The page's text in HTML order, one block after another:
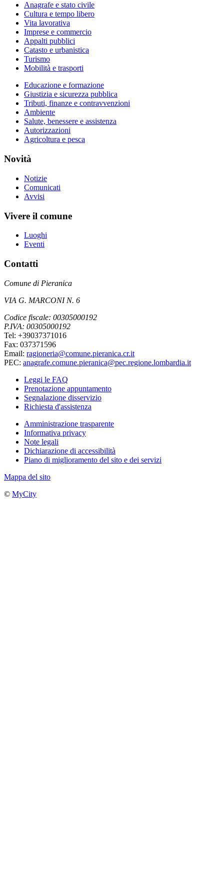
Anagrafe e stato civile
Cultura e tempo libero
Vita lavorativa
Imprese e commercio
Appalti pubblici
Catasto e urbanistica
Turismo
Mobilità e trasporti
Educazione e formazione
Giustizia e sicurezza pubblica
Tributi, finanze e contravvenzioni
Ambiente
Salute, benessere e assistenza
Autorizzazioni
Agricoltura e pesca
Novità
Notizie
Comunicati
Avvisi
Vivere il comune
Luoghi
Eventi
Contatti
Comune di Pieranica
VIA G. MARCONI N. 6
Codice fiscale: 00305000192
P.IVA: 00305000192
Tel: +39037371016
Fax: 037371596
Email: ragioneria@comune.pieranica.cr.it
PEC: anagrafe.comune.pieranica@pec.regione.lombardia.it
Leggi le FAQ
Prenotazione appuntamento
Segnalazione disservizio
Richiesta d'assistenza
Amministrazione trasparente
Informativa privacy
Note legali
Dichiarazione di accessibilità
Piano di miglioramento del sito e dei servizi
Mappa del sito
© MyCity